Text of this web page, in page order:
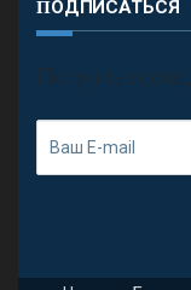
ПОДПИСАТЬСЯ
П олучить